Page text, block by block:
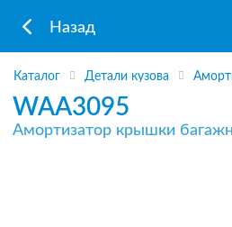
Назад
Каталог Детали кузова
WAA3095
Амортизатор крышки